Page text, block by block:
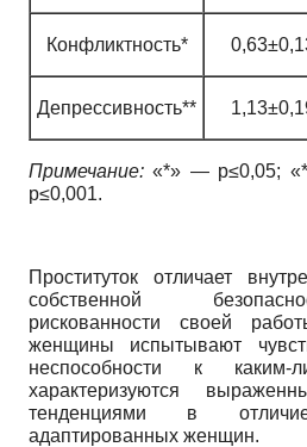
Конфликтность*
Депрессивность**
Примечание: «*» — p≤0,05;
p≤0,001.
Проституток отличает
собственной
рискованности своей
женщины испытывают
неспособности к
характеризуются
тенденциями в
адаптированных женщин.